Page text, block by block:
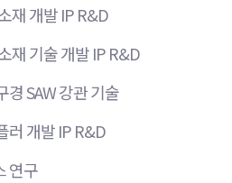
재 개발 IP R&D
재 기술 개발 IP R&D
경 SAW 강관 기술
러 개발 IP R&D
연구